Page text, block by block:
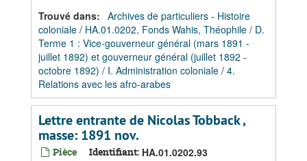
Trouvé dans: Archives de particuliers - Histoire
coloniale / HA.01.0202, Fonds Wahis, Théophile / D.
Terme 1 : Vice-gouverneur général (mars 1891 -
juillet 1892) et gouverneur général (juillet 1892 -
octobre 1892) / I. Administration coloniale / 4.
Relations avec les afro-arabes
Lettre entrante de Nicolas Tobback ,
masse: 1891 nov.
Pièce Identifiant: HA.01.0202.93